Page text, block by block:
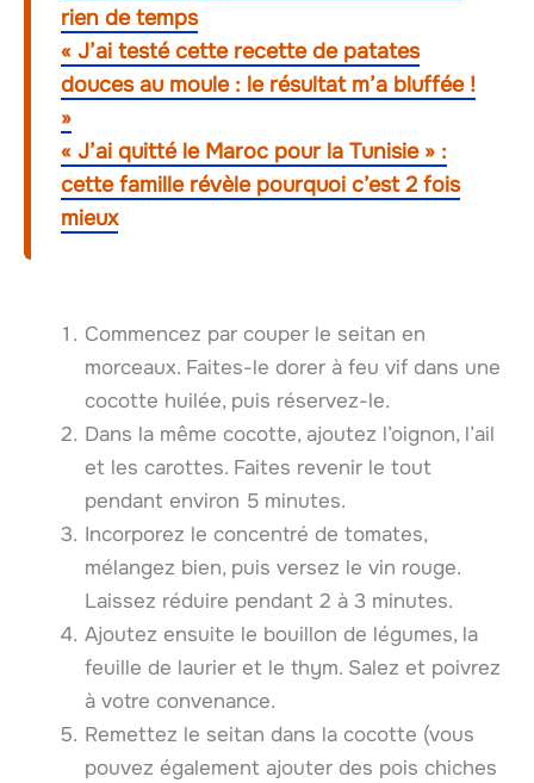
rien de temps
« J’ai testé cette recette de patates
douces au moule : le résultat m’a bluffée !
»
« J’ai quitté le Maroc pour la Tunisie » :
cette famille révèle pourquoi c’est 2 fois
mieux
Commencez par couper le seitan en
morceaux. Faites-le dorer à feu vif dans une
cocotte huilée, puis réservez-le.
Dans la même cocotte, ajoutez l’oignon, l’ail
et les carottes. Faites revenir le tout
pendant environ 5 minutes.
Incorporez le concentré de tomates,
mélangez bien, puis versez le vin rouge.
Laissez réduire pendant 2 à 3 minutes.
Ajoutez ensuite le bouillon de légumes, la
feuille de laurier et le thym. Salez et poivrez
à votre convenance.
Remettez le seitan dans la cocotte (vous
pouvez également ajouter des pois chiches